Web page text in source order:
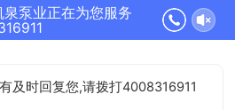
泉泵业正在为您服务
及时回复您,请拨打4008316911